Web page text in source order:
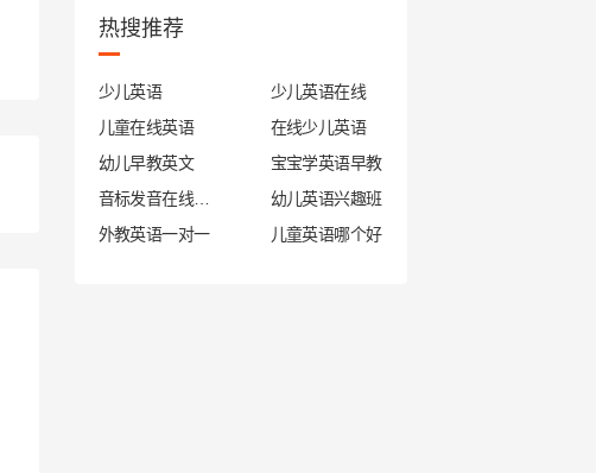
热搜推荐
少儿英语
少儿英语在线
儿童在线英语
在线少儿英语
幼儿早教英文
宝宝学英语早教
幼儿英语兴趣班
外教英语一对一
儿童英语哪个好